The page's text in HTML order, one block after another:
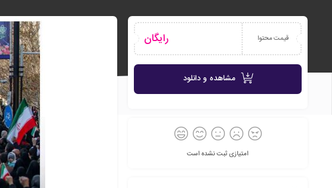
قیمت محتوا رایگان
مشاهده و دانلود
امتیازی ثبت نشده است